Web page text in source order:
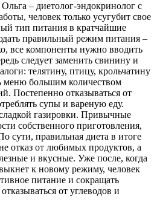
– диетолог-эндокринолог с
человек только усугубит свое
тип питания в кратчайшие
правильный режим питания –
все компоненты нужно вводить
следует заменить свинину и
телятину, птицу, крольчатину
меню большим количеством
Постепенно отказываться от
супы и вареную еду.
газировки. Привычные
собственного приготовления,
сути, правильная диета в итоге
отказ от любимых продуктов, а
и вкусные. Уже после, когда
к новому режиму, человек
питание и сокращать
от углеводов и